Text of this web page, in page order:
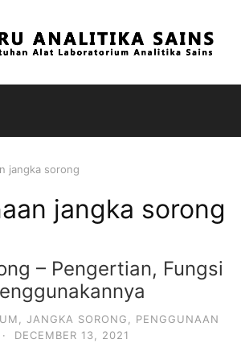
jangka sorong
jangka sorong
– Pengertian, Fungsi
JANGKA SORONG
PENGGUNAAN
· DECEMBER 13, 2021